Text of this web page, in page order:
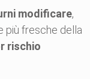
modificare,
più fresche della
rischio